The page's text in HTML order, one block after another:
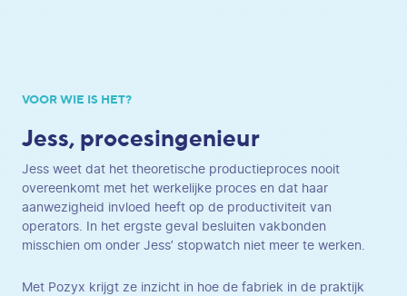
VOOR WIE IS HET?
Jess, procesingenieur
Jess weet dat het theoretische productieproces nooit
overeenkomt met het werkelijke proces en dat haar
aanwezigheid invloed heeft op de productiviteit van
operators. In het ergste geval besluiten vakbonden
misschien om onder Jess’ stopwatch niet meer te werken.
Met Pozyx krijgt ze inzicht in hoe de fabriek in de praktijk